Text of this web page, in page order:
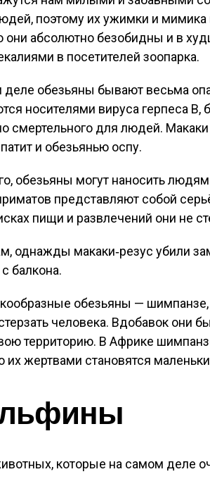
поэтому их ужимки и
они абсолютно безобидны и в
в посетителей зоопарка.
обезьяны бывают весьма
носителями вируса герпеса B,
смертельного для людей.
и обезьянью оспу.
обезьяны могут наносить
представляют собой
пищи и развлечений они не
однажды макаки‑резус убили
балкона.
обезьяны —
человека. Вдобавок они
территорию. В Африке
их жертвами становятся